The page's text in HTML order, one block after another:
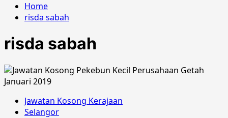
Home
risda sabah
risda sabah
Jawatan Kosong Kerajaan
Selangor